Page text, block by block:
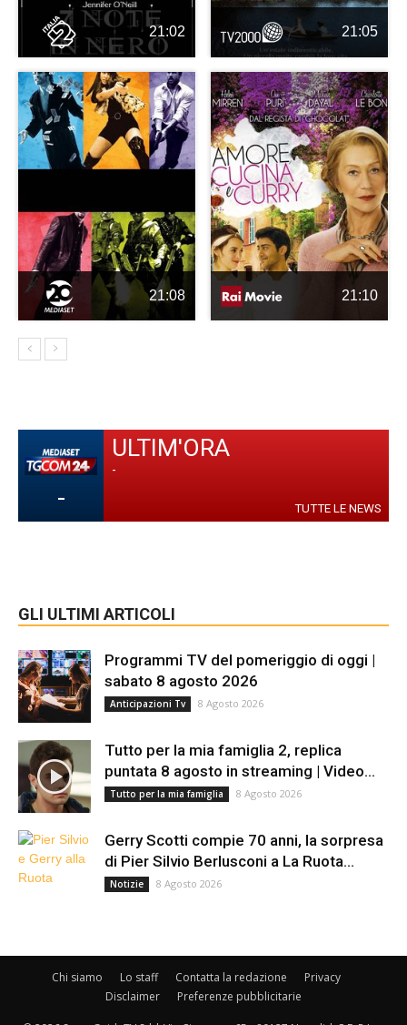
21:02 21:05
21:08 21:10
-
ULTIM'ORA
-
TUTTE LE NEWS
GLI ULTIMI ARTICOLI
Programmi TV del pomeriggio di oggi |
sabato 8 agosto 2026
Anticipazioni Tv 8 Agosto 2026
Tutto per la mia famiglia 2, replica
puntata 8 agosto in streaming | Video...
Tutto per la mia famiglia 8 Agosto 2026
Gerry Scotti compie 70 anni, la sorpresa
di Pier Silvio Berlusconi a La Ruota...
Notizie 8 Agosto 2026
Chi siamo Lo staff Contatta la redazione
Privacy
Disclaimer
Preferenze pubblicitarie